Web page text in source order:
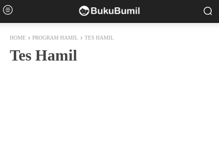
HOME PROGRAM HAMIL TES HAMIL
Tes Hamil